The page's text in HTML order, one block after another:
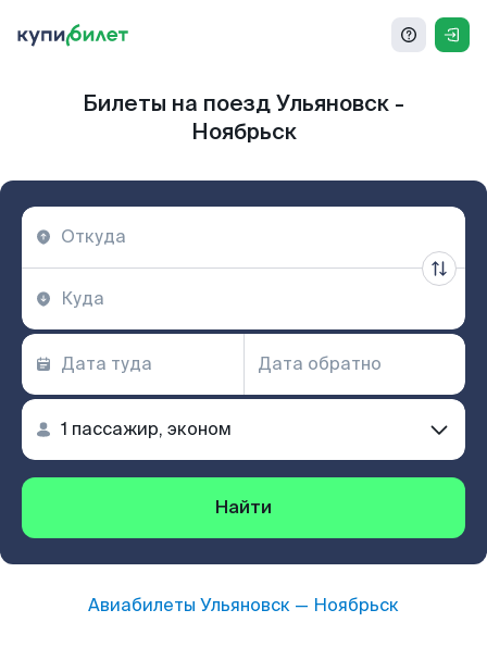
Билеты на поезд Ульяновск -
Ноябрьск
Найти
Авиабилеты Ульяновск — Ноябрьск